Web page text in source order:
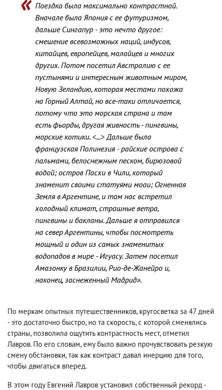
Поездка была максимально контрастной.
Вначале была Япония с ее футуризмом,
дальше Сингапур - это нечто другое:
смешение всевозможных наций, индусов,
китайцев, европейцев, малайцев и многих
других. Потом посетил Австралию с ее
пустынями и интересным животным миром,
Новую Зеландию, которая местами похожа
на Горный Алтай, но все-таки отличается,
потому что это морская страна и там
есть фьорды, другая живность - пингвины,
морские котики. <...> Дальше была
французская Полинезия - райские острова с
пальмами, белоснежным песком, бирюзовой
водой; остров Пасхи в Чили, который
знаменит своими статуями моаи; Огненная
Земля в Аргентине, и там нас встретил
холодный климат, страшные ветра,
пингвины и бакланы. Дальше я отправился
на север Аргентины, чтобы посмотреть
мощный и один из самых знаменитых
водопадов в мире - Игуасу. Затем посетил
Амазонку в Бразилии, Рио-де-Жанейро и,
наконец, заснеженный Мадрид».
По меркам опытных путешественников, кругосветка за 47 дней
- это достаточно быстро, но та скорость, с которой сменялись
страны, позволила ощутить контрастность мест, отметил
Лавров. По его словам, ему было важно прочувствовать резкую
смену обстановки, так как контраст давал инерцию для того,
чтобы двигаться вперед.
В этом году Евгений Лавров установил собственный рекорд -